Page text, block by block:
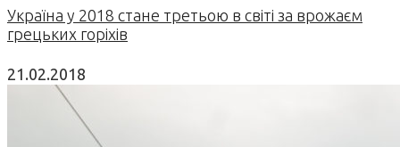
Україна у 2018 стане третьою в світі за врожаєм
грецьких горіхів
21.02.2018